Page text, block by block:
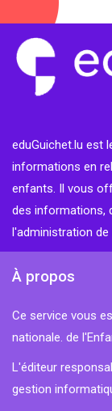
eduGuichet.lu est
informations en
enfants. Il vous
des informations,
l'administration
À propos
Ce service vous
nationale. de
L'éditeur
gestion